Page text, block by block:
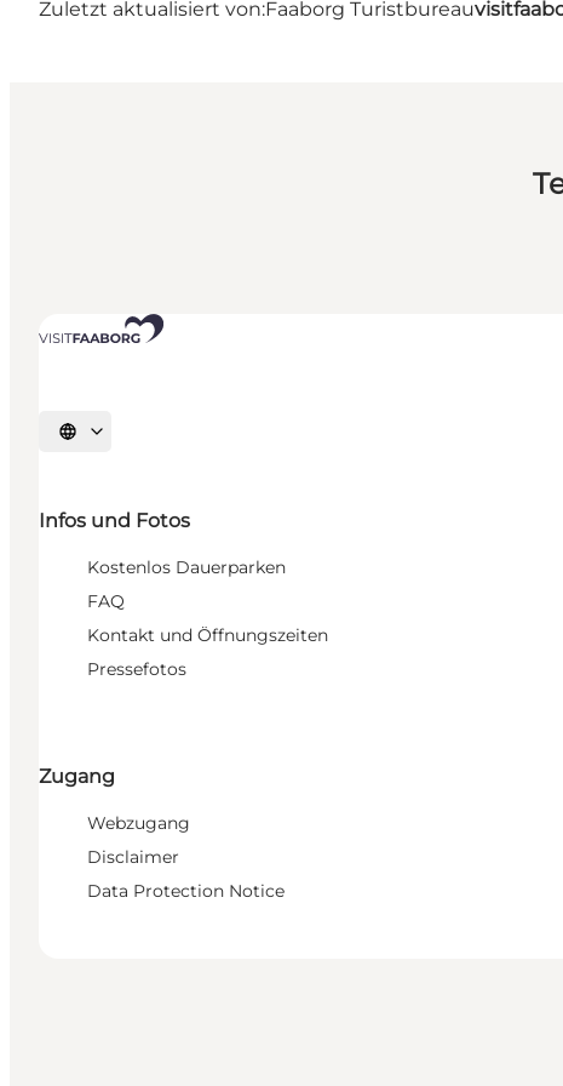
Zuletzt aktualisiert von:Faaborg Turistbureau
Sprache auswählen
Infos und Fotos
Kostenlos Dauerparken
FAQ
Kontakt und Öffnungszeiten
Pressefotos
Zugang
Webzugang
Disclaimer
Data Protection Notice